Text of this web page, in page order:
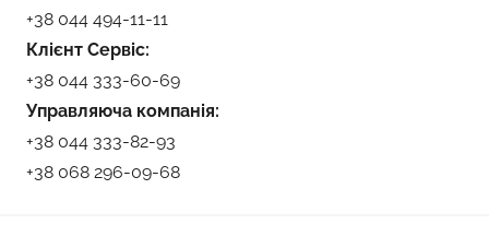
+38 044 494-11-11
Клієнт Сервіс:
+38 044 333-60-69
Управляюча компанія:
+38 044 333-82-93
+38 068 296-09-68